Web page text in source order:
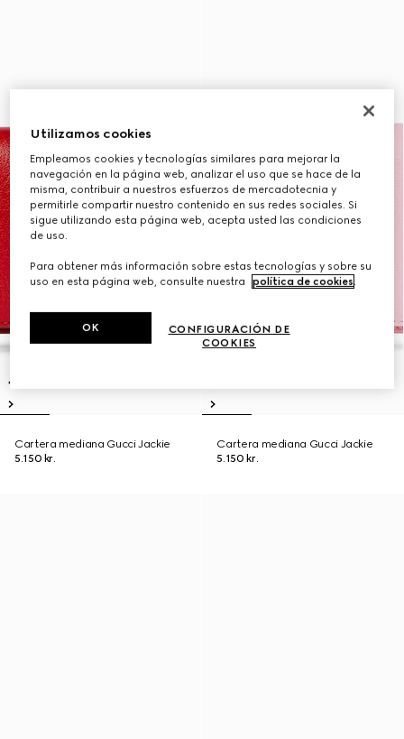
Cartera mediana Gucci Jackie
5.150 kr.
Cartera mediana Gucci Jackie
5.150 kr.
Utilizamos cookies
Empleamos cookies y tecnologías similares para mejorar la
navegación en la página web, analizar el uso que se hace de la
misma, contribuir a nuestros esfuerzos de mercadotecnia y
permitirle compartir nuestro contenido en sus redes sociales. Si
sigue utilizando esta página web, acepta usted las condiciones
de uso.
Para obtener más información sobre estas tecnologías y sobre su
uso en esta página web, consulte nuestra
política de cookies.
CONFIGURACIÓN DE
COOKIES
OK